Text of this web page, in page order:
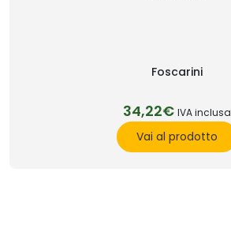
Foscarini
34,22€ IVA inclusa
Vai al prodotto